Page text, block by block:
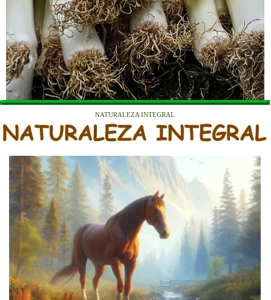
NATURALEZA INTEGRAL